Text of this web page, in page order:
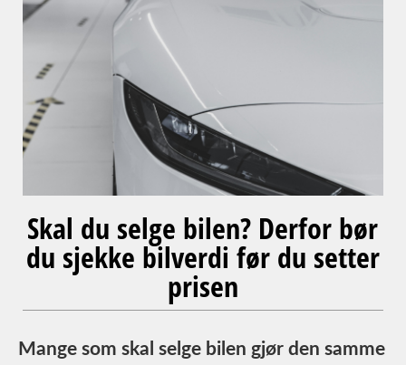
Skal du selge bilen? Derfor bør
du sjekke bilverdi før du setter
prisen
Mange som skal selge bilen gjør den samme